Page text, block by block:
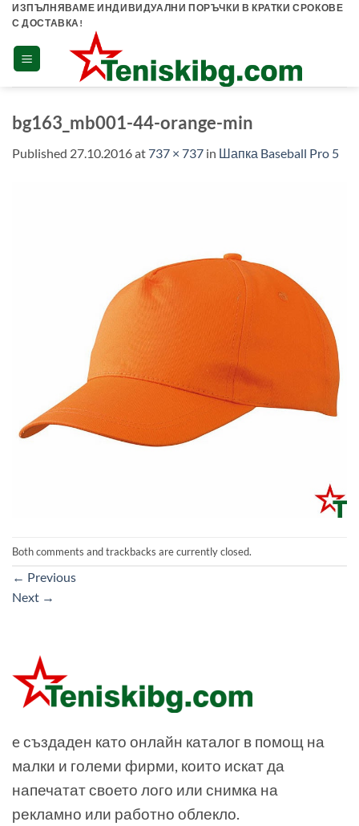
Skip
content
ИЗПЪЛНЯВАМЕ ИНДИВИДУАЛНИ ПОРЪЧКИ В КРАТКИ СРОКОВЕ
С ДОСТАВКА!
bg163_mb001-44-orange-min
Published 27.10.2016at737 × 737 in Шапка Baseball Pro 5
Both comments and trackbacks are currently closed.
← Previous
Next →
e създаден като онлайн каталог в помощ на
малки и големи фирми, които искат да
напечатат своето лого или снимка на
рекламно или работно облекло.